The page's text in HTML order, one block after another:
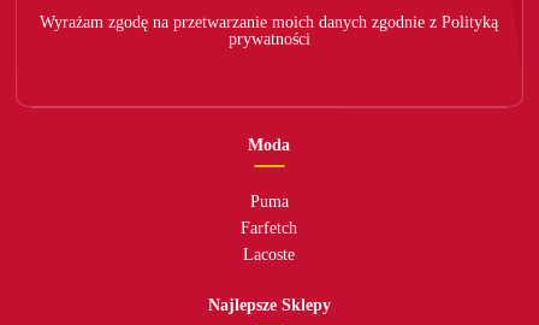
Wyrażam zgodę na przetwarzanie moich danych zgodnie z Polityką
prywatności
Moda
Puma
Farfetch
Lacoste
Najlepsze Sklepy